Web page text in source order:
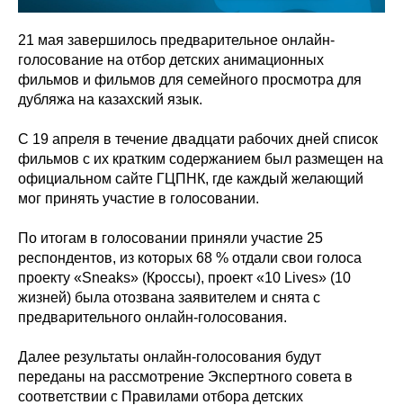
21 мая завершилось предварительное онлайн-
голосование на отбор детских анимационных
фильмов и фильмов для семейного просмотра для
дубляжа на казахский язык.
С 19 апреля в течение двадцати рабочих дней список
фильмов с их кратким содержанием был размещен на
официальном сайте ГЦПНК, где каждый желающий
мог принять участие в голосовании.
По итогам в голосовании приняли участие 25
респондентов, из которых 68 % отдали свои голоса
проекту «Sneaks» (Кроссы), проект «10 Lives» (10
жизней) была отозвана заявителем и снята с
предварительного онлайн-голосования.
Далее результаты онлайн-голосования будут
переданы на рассмотрение Экспертного совета в
соответствии с Правилами отбора детских